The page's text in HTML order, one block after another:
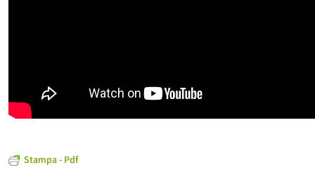
Stampa - Pdf